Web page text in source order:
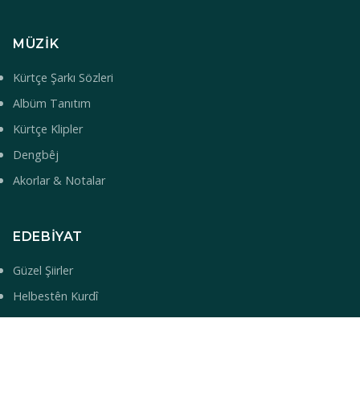
MÜZIK
Kürtçe Şarkı Sözleri
Albüm Tanıtım
Kürtçe Klipler
Dengbêj
Akorlar & Notalar
EDEBIYAT
Güzel Şiirler
Helbestên Kurdî
Çîrokên Kurdî